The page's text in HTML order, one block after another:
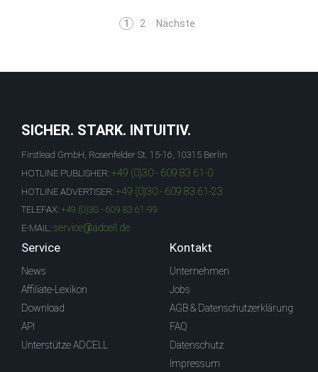
1 2 Nächste
SICHER. STARK. INTUITIV.
Firstlead GmbH, Rosenfelder St. 15-16, 10315 Berlin
HOTLINE PUBLISHER: +49 (0)30 - 609 83 61-0
HOTLINE ADVERTISER: +49 (0)30 - 609 83 61-23
TELEFAX: +49 (0)30 - 609 83 61-99
E-MAIL: service@adcell.de
Service
News
Affiliate-Lexikon
Download
API
Unterstütze ADCELL
Kontakt
Unternehmen
Jobs
AGB & Datenschutzerklärung
FAQ
Datenschutz
Impressum